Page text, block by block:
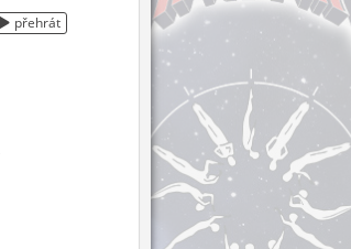
přehrát